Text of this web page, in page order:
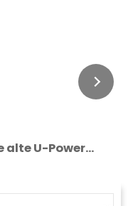
U-Power...